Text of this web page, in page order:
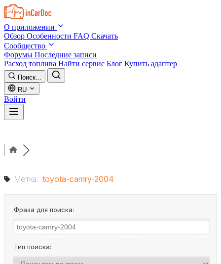
Skip to main content
О приложении
Обзор Особенности FAQ Скачать
Сообщество
Форумы Последние записи
Расход топлива Найти сервис Блог Купить адаптер
Поиск...
RU
Войти
Метка: toyota-camry-2004
Фраза для поиска:
Тип поиска: